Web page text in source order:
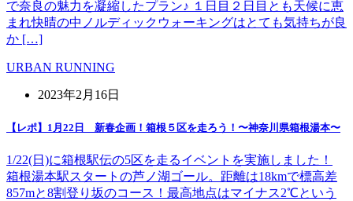
で奈良の魅力を凝縮したプラン♪ １日目２日目とも天候に恵
まれ快晴の中ノルディックウォーキングはとても気持ちが良
か […]
URBAN RUNNING
2023年2月16日
【レポ】1月22日 新春企画！箱根５区を走ろう！〜神奈川県箱根湯本〜
1/22(日)に箱根駅伝の5区を走るイベントを実施しました！
箱根湯本駅スタートの芦ノ湖ゴール。距離は18kmで標高差
857mと8割登り坂のコース！最高地点はマイナス2℃という